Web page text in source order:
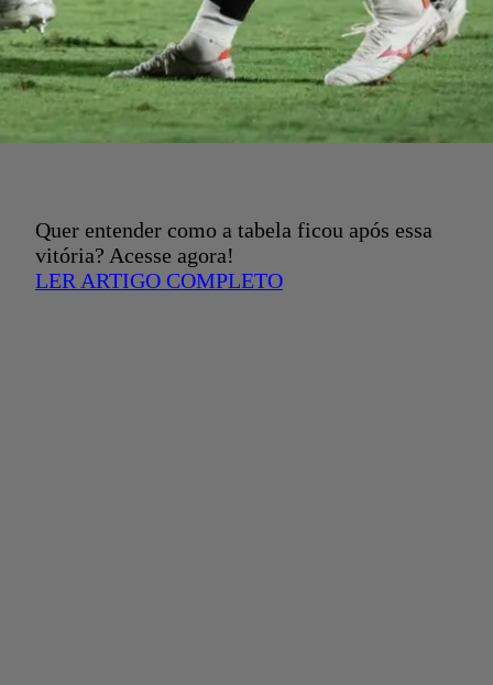
Quer entender como a tabela ficou após essa
vitória? Acesse agora!
LER ARTIGO COMPLETO